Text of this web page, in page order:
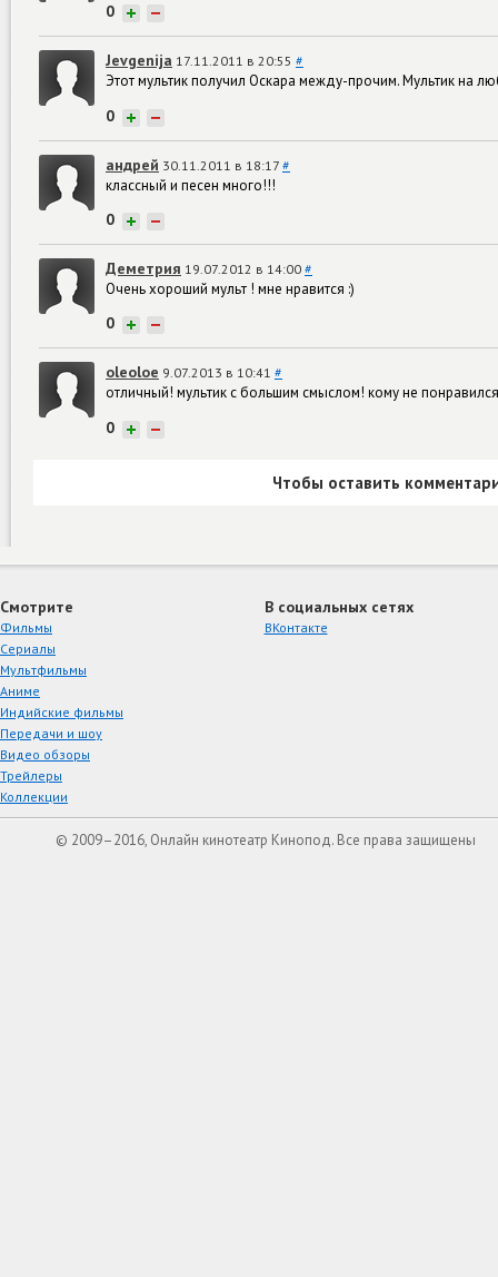
0 + −
Jevgenija 17.11.2011 в 20:55 #
Этот мультик получил Оскара между-прочим. Мультик на
0 + −
андрей 30.11.2011 в 18:17 #
классный и песен много!!!
0 + −
Деметрия 19.07.2012 в 14:00 #
Очень хороший мульт ! мне нравится :)
0 + −
oleoloe 9.07.2013 в 10:41 #
отличный! мультик с большим смыслом! кому не
0 + −
Чтобы оставить
Смотрите
Фильмы
Сериалы
Мультфильмы
Аниме
Индийские фильмы
Передачи и шоу
Видео обзоры
Трейлеры
Коллекции
В социальных сетях
ВКонтакте
© 2009–2016, Онлайн кинотеатр Кинопод. Все права защищены